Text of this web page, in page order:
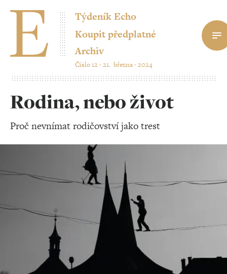
Týdeník Echo
Koupit předplatné
Archiv
Číslo 12 ‧ 21. března ‧ 2024
Rodina, nebo život
Proč nevnímat rodičovství jako trest